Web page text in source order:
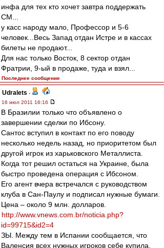
инфа для тех кто хочет завтра поддержать
СМ...
у касс народу мало, Профессор и 5-6
человек...Весь Запад отдан Истре и в кассах
билеты не продают...
Для нас только Восток, 8 сектор отдан
Фратрии, 9-ый в продаже, туда и взял...
Последнее сообщение
Udralets -
16 июл 2011 16:16
В Бразилии только что объявлено о
завершении сделки по Ибсону.
Сантос вступил в контакт по его поводу
несколько недель назад, но приоритетом был
другой игрок из харьковского Металлиста.
Когда тот решил остаться на Украине, была
быстро проведена операция с Ибсоном.
Его агент вчера встречался с руководством
клуба в Сан-Паулу и подписал нужные бумаги.
Цена – около 9 млн. долларов.
http://www.vnews.com.br/noticia.php?
id=99715&id2=4
ЗЫ. Между тем в Испании сообщается, что
Валенсия всех нужных игроков себе купила,